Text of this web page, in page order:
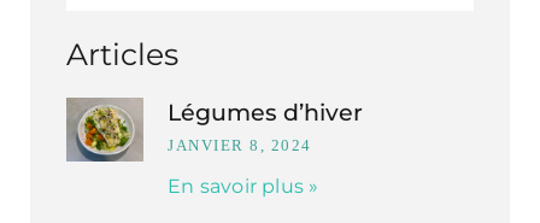
Articles
Légumes d’hiver
JANVIER 8, 2024
En savoir plus »